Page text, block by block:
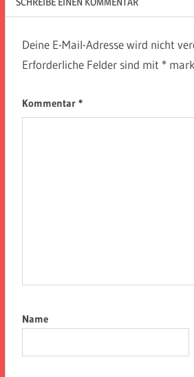
Deine E-Mail-Adresse wird nicht
Erforderliche Felder sind mit *
Kommentar *
Name